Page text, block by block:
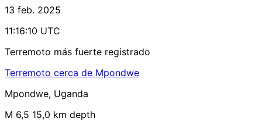
13 feb. 2025
11:16:10 UTC
Terremoto más fuerte registrado
Terremoto cerca de Mpondwe
Mpondwe, Uganda
M 6,5 15,0 km depth